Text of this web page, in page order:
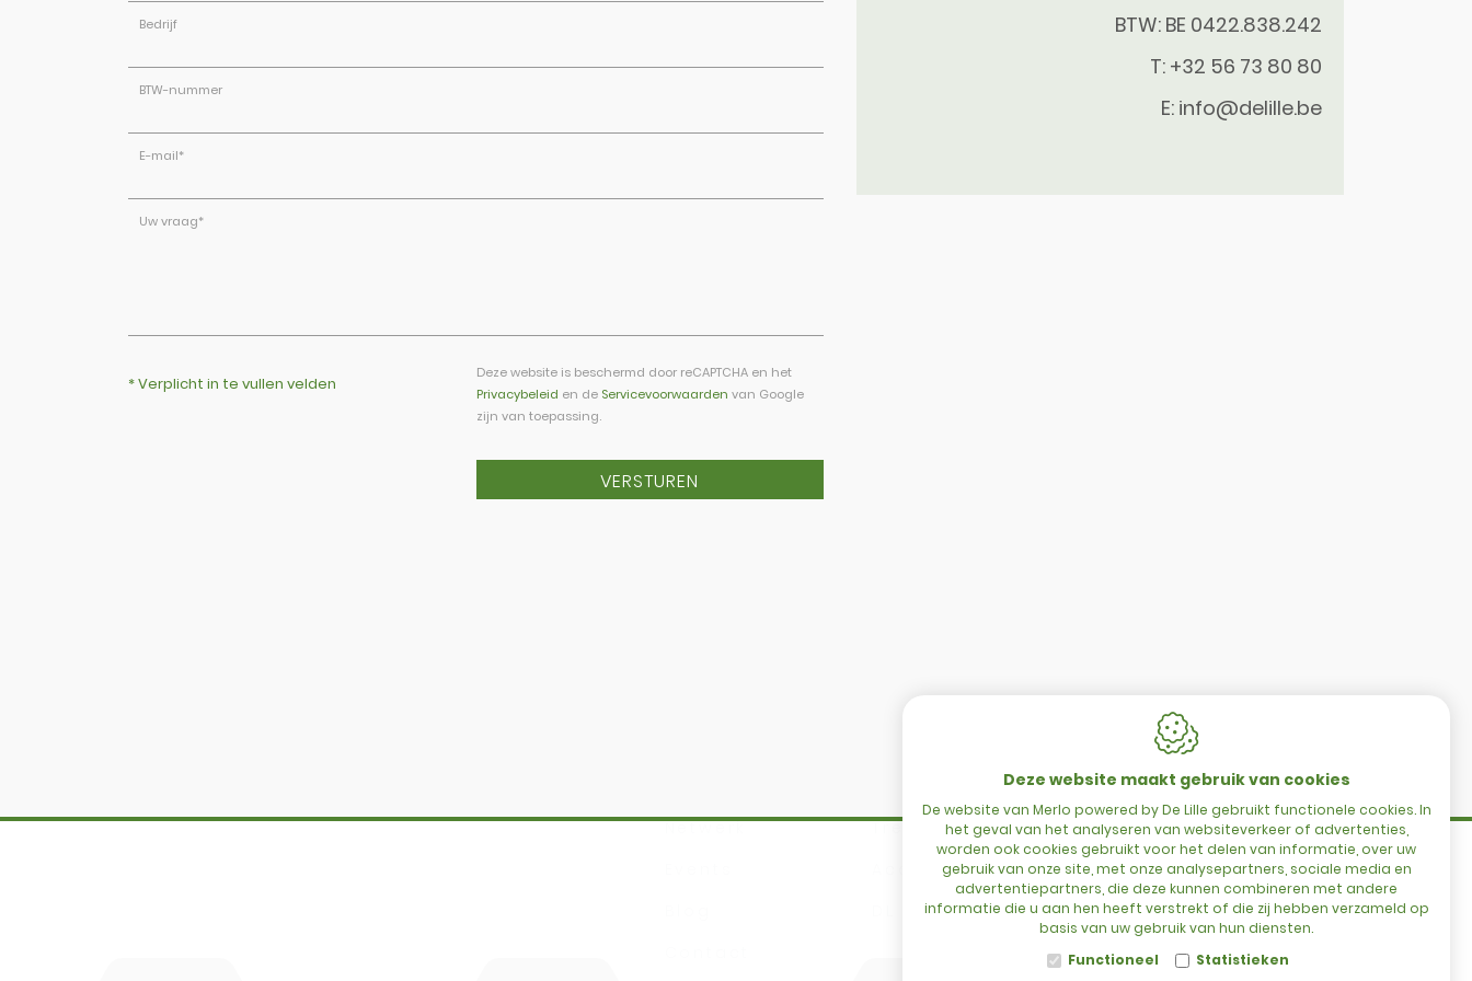
Bedrijf
BTW-nummer
E-mail*
Uw vraag*
* Verplicht in te vullen velden
Deze website is beschermd door reCAPTCHA en het
Privacybeleid en de Servicevoorwaarden van Google
zijn van toepassing.
VERSTUREN
BTW: BE 0422.838.242
T: +32 56 73 80 80
E: info@delille.be
Netwerk
Tre Emme
Accessoires
DL Connect
Merlo Powered By De Lille
Hulstsestraat 2
8860 Lendelede
België
BTW: BE 0422.838.242
T:+32 56 73 80 80
Deze website maakt gebruik van cookies
De website van Merlo powered by De Lille gebruikt functionele cookies. In
het geval van het analyseren van websiteverkeer of advertenties,
worden ook cookies gebruikt voor het delen van informatie, over uw
gebruik van onze site, met onze analysepartners, sociale media en
advertentiepartners, die deze kunnen combineren met andere
informatie die u aan hen heeft verstrekt of die zij hebben verzameld op
basis van uw gebruik van hun diensten.
Functioneel
Statistieken